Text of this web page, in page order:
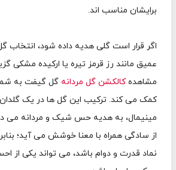
برایشان مناسب اند.
اگر قرار است گلی هدیه داده شود، انتخاب
عمیق مانند رز قرمز تیره یا ارکیده مشکی
مشاهدهکالکشن گل مردانه گل گیفت به
کمک می کند. ترکیب این گل ها در یک
مینیمال، به هدیه حس شیک و مردانه می
از سادگی همراه با معنا خوشش می آید؛
نماد قدرت و دوام باشد، می تواند یکی از